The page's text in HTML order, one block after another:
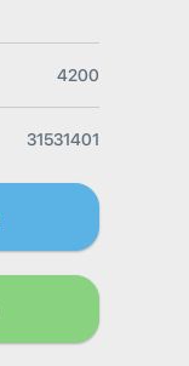
4200
31531401